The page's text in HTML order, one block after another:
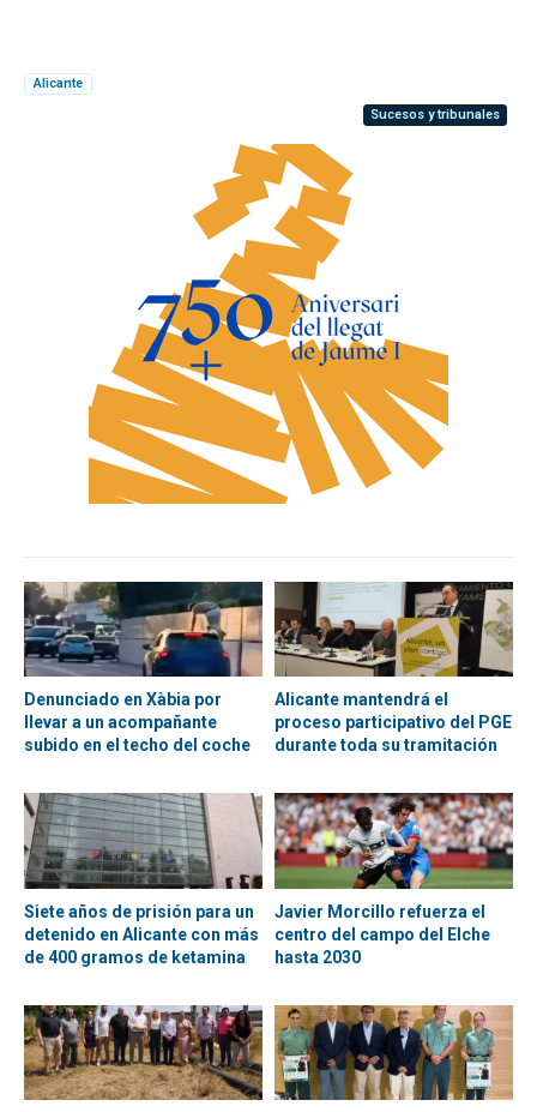
Alicante
Sucesos y tribunales
Denunciado en Xàbia por
llevar a un acompañante
subido en el techo del coche
Alicante mantendrá el
proceso participativo del PGE
durante toda su tramitación
Siete años de prisión para un
detenido en Alicante con más
de 400 gramos de ketamina
Javier Morcillo refuerza el
centro del campo del Elche
hasta 2030